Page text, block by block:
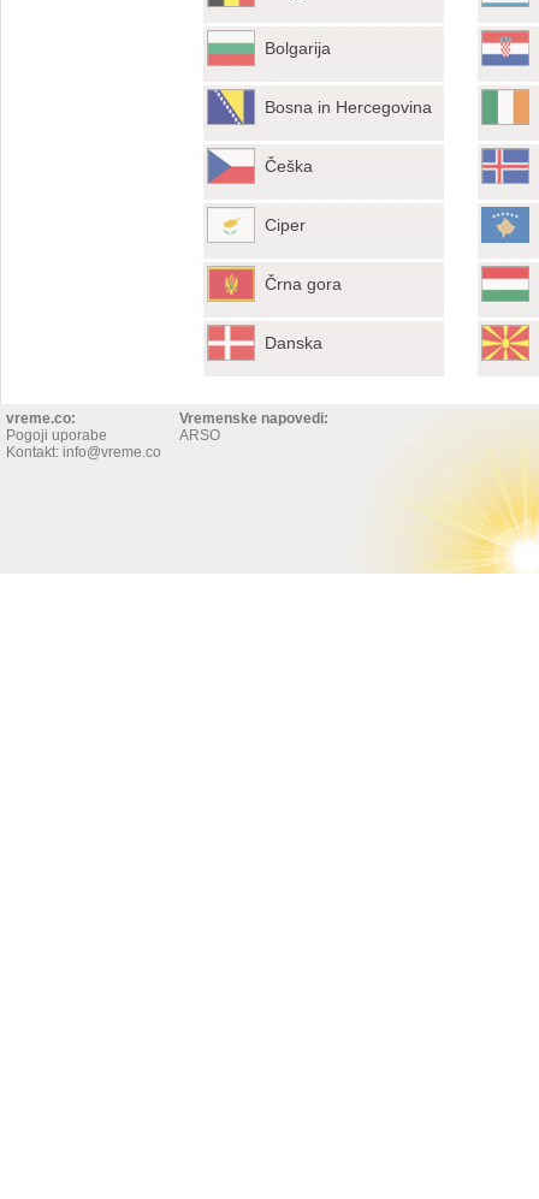
Bolgarija
Bosna in Hercegovina
Češka
Ciper
Črna gora
Danska
vreme.co:
Pogoji uporabe
Kontakt: info@vreme.co
Vremenske napovedi:
ARSO